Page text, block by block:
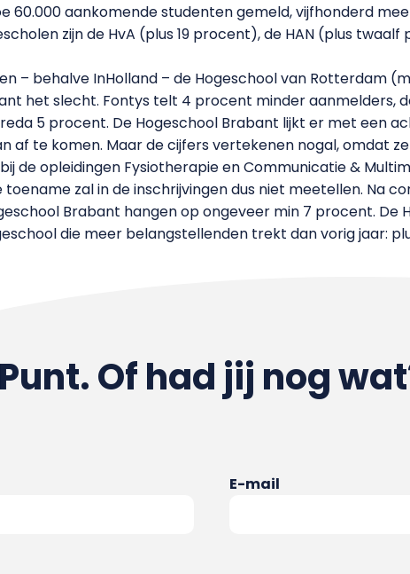
60.000 aankomende studenten gemeld, vijfhonderd
zijn de HvA (plus 19 procent), de HAN (plus
– behalve InHolland – de Hogeschool van Rotterdam
het slecht. Fontys telt 4 procent minder aanmelders,
5 procent. De Hogeschool Brabant lijkt er met een
af te komen. Maar de cijfers vertekenen nogal, omdat
de opleidingen Fysiotherapie en Communicatie &
zal in de inschrijvingen dus niet meetellen. Na
Brabant hangen op ongeveer min 7 procent. De
die meer belangstellenden trekt dan vorig jaar:
Punt. Of had jij nog
E-mail